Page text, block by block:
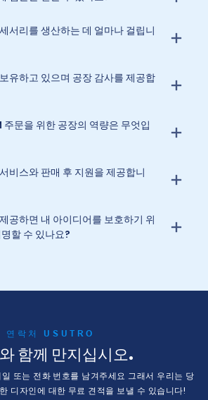
서리를 생산하는 데 얼마나 걸립니
유하고 있으며 공장 감사를 제공합
주문을 위한 공장의 역량은 무엇입
비스와 판매 후 지원을 제공합니
공하면 내 아이디어를 보호하기 위
할 수 있나요?
연락처 USUTRO
함께 만지십시오.
또는 전화 번호를 남겨주세요 그래서 우리는 당
디자인에 대한 무료 견적을 보낼 수 있습니다!